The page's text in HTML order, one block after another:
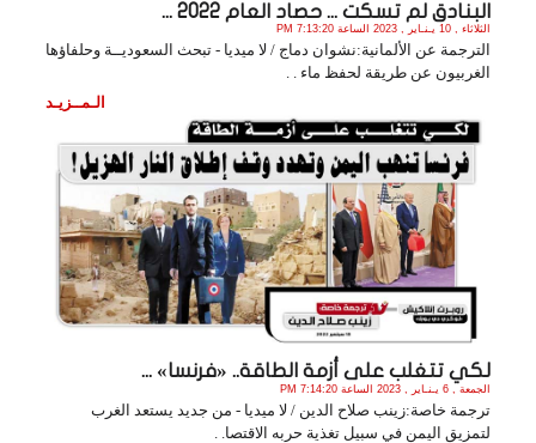
البنادق لم تسكت ... حصاد العام 2022 ...
الثلاثاء , 10 يـنـاير , 2023 الساعة 7:13:20 PM
الترجمة عن الألمانية:نشوان دماج / لا ميديا - تبحث السعوديــة وحلفاؤها
الغربيون عن طريقة لحفظ ماء . .
الـمــزيـد
لكي تتغلب على أزمة الطاقة.. «فرنسا» ...
الجمعة , 6 يـنـاير , 2023 الساعة 7:14:20 PM
ترجمة خاصة:زينب صلاح الدين / لا ميديا - من جديد يستعد الغرب
لتمزيق اليمن في سبيل تغذية حربه الاقتصا. .